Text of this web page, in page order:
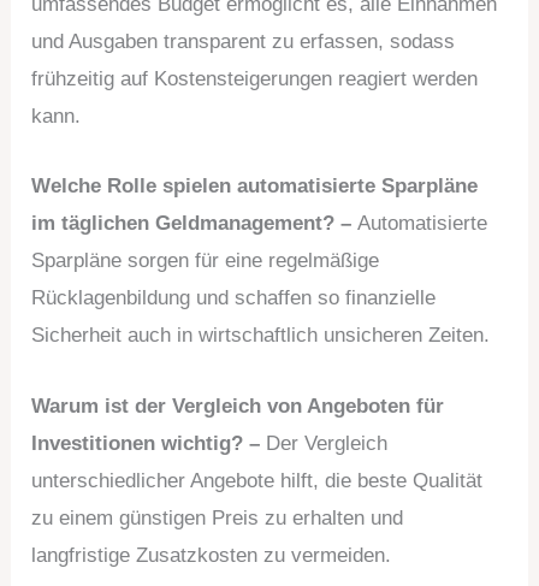
und Ausgaben transparent zu erfassen, sodass
frühzeitig auf Kostensteigerungen reagiert werden
kann.
Welche Rolle spielen automatisierte Sparpläne
im täglichen Geldmanagement? –Automatisierte
Sparpläne sorgen für eine regelmäßige
Rücklagenbildung und schaffen so finanzielle
Sicherheit auch in wirtschaftlich unsicheren Zeiten.
Warum ist der Vergleich von Angeboten für
Investitionen wichtig? – Der Vergleich
unterschiedlicher Angebote hilft, die beste Qualität
zu einem günstigen Preis zu erhalten und
langfristige Zusatzkosten zu vermeiden.